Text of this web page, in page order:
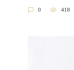
0 418